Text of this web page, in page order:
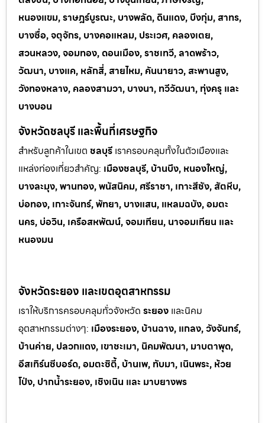
หนองแขม, ราษฎร์บูรณะ, บางพลัด, ดินแดง, บึงกุ่ม, สาทร,
บางซื่อ, จตุจักร, บางคอแหลม, ประเวศ, คลองเตย,
สวนหลวง, จอมทอง, ดอนเมือง, ราชเทวี, ลาดพร้าว,
วัฒนา, บางแค, หลักสี่, สายไหม, คันนายาว, สะพานสูง,
วังทองหลาง, คลองสามวา, บางนา, ทวีวัฒนา, ทุ่งครุ และ
บางบอน
จังหวัดชลบุรี และพื้นที่เศรษฐกิจ
สำหรับลูกค้าในเขต ชลบุรี เราครอบคลุมทั้งในตัวเมืองและ
แหล่งท่องเที่ยวสำคัญ: เมืองชลบุรี, บ้านบึง, หนองใหญ่,
บางละมุง, พานทอง, พนัสนิคม, ศรีราชา, เกาะสีชัง, สัตหีบ,
บ่อทอง, เกาะจันทร์, พัทยา, บางแสน, แหลมฉบัง, อมตะ
นคร, บ่อวิน, เครือสหพัฒน์, จอมเทียน, นาจอมเทียน และ
หนองมน
จังหวัดระยอง และเขตอุตสาหกรรม
เราให้บริการครอบคลุมทั่วจังหวัด ระยอง และนิคม
อุตสาหกรรมต่างๆ: เมืองระยอง, บ้านฉาง, แกลง, วังจันทร์,
บ้านค่าย, ปลวกแดง, เขาชะเมา, นิคมพัฒนา, มาบตาพุด,
อีสเทิร์นซีบอร์ด, อมตะซิตี้, บ้านเพ, ทับมา, เนินพระ, ห้วย
โป่ง, ปากน้ำระยอง, เชิงเนิน และ มาบยางพร